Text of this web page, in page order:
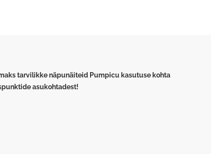
tarvilikke näpunäiteid Pumpicu kasutuse kohta
asukohtadest!